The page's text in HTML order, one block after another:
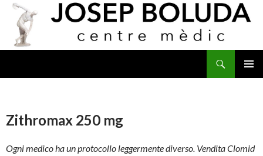
Zithromax 250 mg
Ogni medico ha un protocollo leggermente diverso. Vendita Clomid